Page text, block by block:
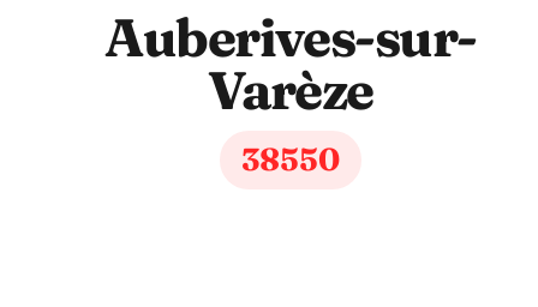
Auberives-sur-
Varèze
38550